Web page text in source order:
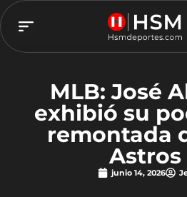
MLB: José
exhibió su
remontada
Astros
junio 14, 2026